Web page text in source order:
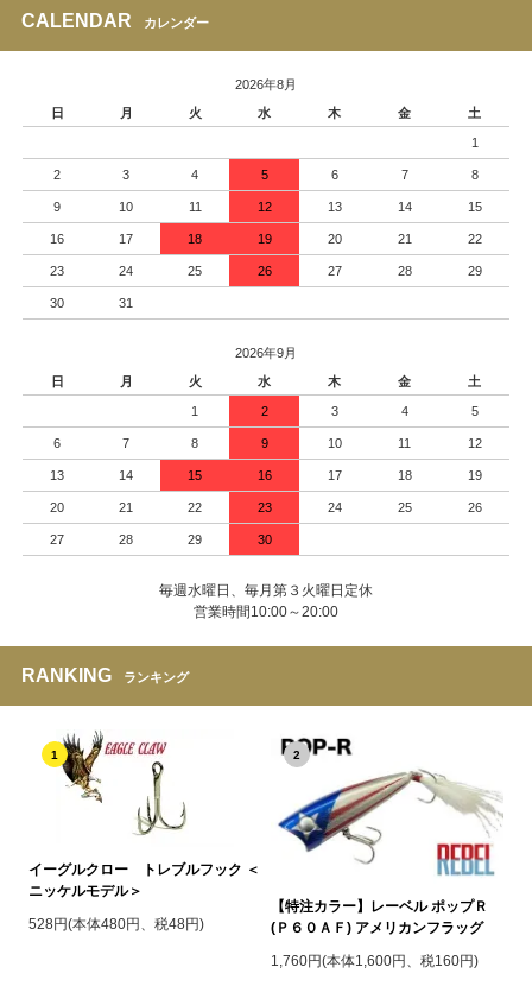
CALENDAR カレンダー
2026年8月
日
月 火 水 木 金 土
1
2 3 4 5 6 7 8
9 10 11 12 13 14 15
16 17 18 19 20 21 22
23 24 25 26 27 28 29
30 31
2026年9月
日
月 火 水 木 金 土
1 2 3 4 5
6 7 8 9 10 11 12
13 14 15 16 17 18 19
20 21 22 23 24 25 26
27 28 29 30
毎週水曜日、毎月第３火曜日定休
営業時間10:00～20:00
RANKING ランキング
1
イーグルクロー トレブルフック ＜
ニッケルモデル＞
528円(本体480円、税48円)
2
【特注カラー】レーベル ポップＲ
(Ｐ６０ＡＦ) アメリカンフラッグ
1,760円(本体1,600円、税160円)